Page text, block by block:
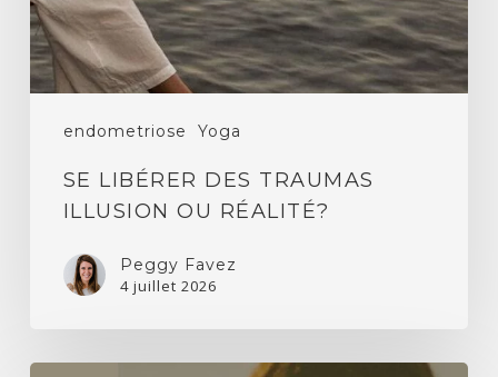
endometriose Yoga
SE LIBÉRER DES TRAUMAS
ILLUSION OU RÉALITÉ?
Peggy Favez
4 juillet 2026